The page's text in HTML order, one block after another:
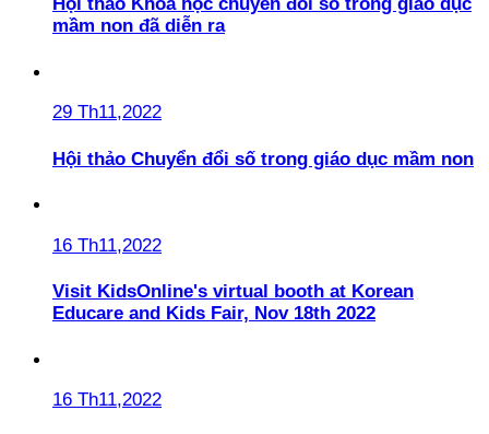
mầm non đã diễn ra
29 Th11,2022
Hội thảo Chuyển đổi số trong giáo dục mầm non
16 Th11,2022
Visit KidsOnline's virtual booth at Korean
Educare and Kids Fair, Nov 18th 2022
16 Th11,2022